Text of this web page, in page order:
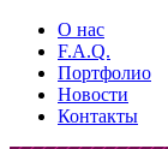
О нас
F.A.Q.
Портфолио
Новости
Контакты